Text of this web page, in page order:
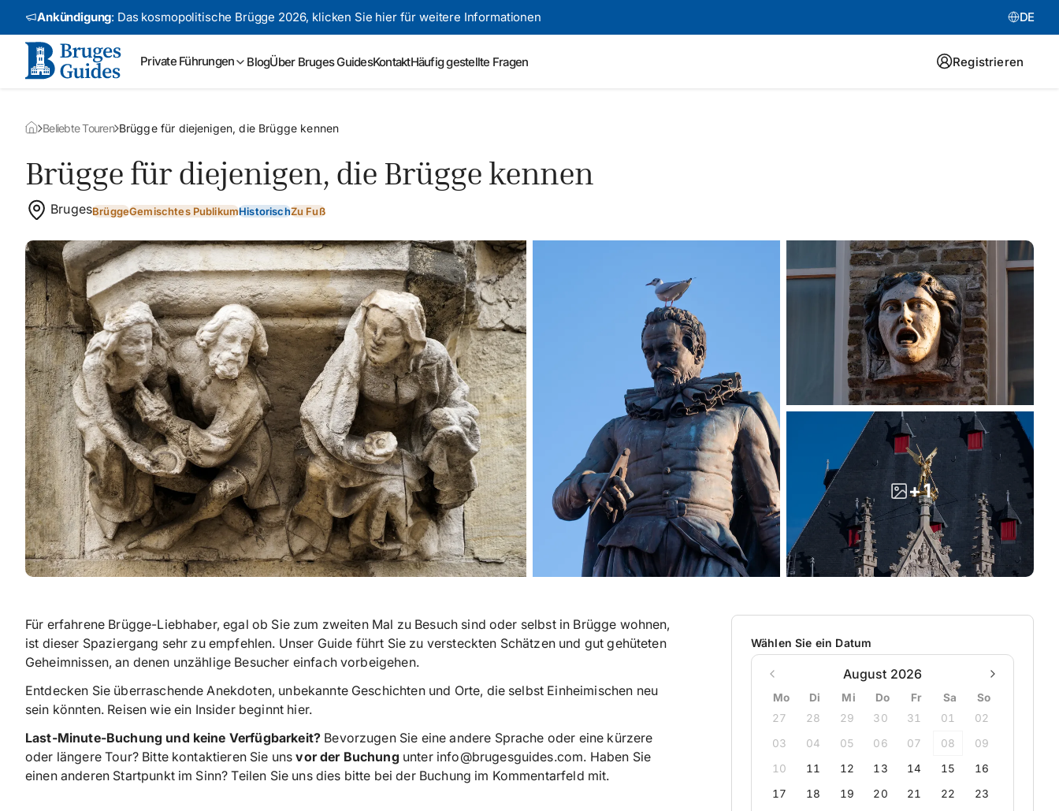
Ankündigung: Das kosmopolitische Brügge 2026, klicken Sie hier für weitere Informationen DE
Private Führungen BlogÜber Bruges GuidesKontaktHäufig gestellte Fragen Registrieren
Beliebte Touren Brügge für diejenigen, die Brügge kennen
Brügge für diejenigen, die Brügge kennen
BrugesBrüggeGemischtes PublikumHistorischZu Fuß
+ 1
Für erfahrene Brügge-Liebhaber, egal ob Sie zum zweiten Mal zu Besuch sind oder selbst in Brügge wohnen,
ist dieser Spaziergang sehr zu empfehlen. Unser Guide führt Sie zu versteckten Schätzen und gut gehüteten
Geheimnissen, an denen unzählige Besucher einfach vorbeigehen.
Entdecken Sie überraschende Anekdoten, unbekannte Geschichten und Orte, die selbst Einheimischen neu
sein könnten. Reisen wie ein Insider beginnt hier.
Last-Minute-Buchung und keine Verfügbarkeit? Bevorzugen Sie eine andere Sprache oder eine kürzere
oder längere Tour? Bitte kontaktieren Sie unsvor der Buchung unter info@brugesguides.com. Haben Sie
einen anderen Startpunkt im Sinn? Teilen Sie uns dies bitte bei der Buchung im Kommentarfeld mit.
Wählen Sie ein Datum
August 2026
Mo Di Mi Do Fr Sa
So
27
28 29 30 31 01
02
03
04 05 06 07 08
09
10
11 12 13 14 15
16
17
18 19 20 21 22
23